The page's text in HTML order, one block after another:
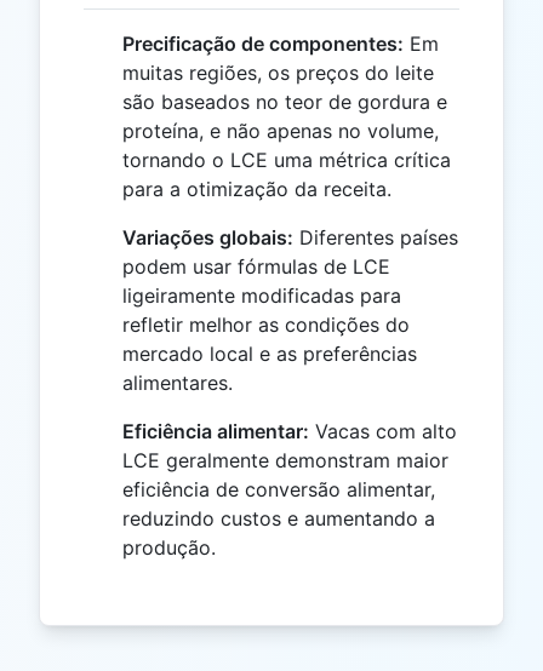
Precificação de componentes: Em
muitas regiões, os preços do leite
são baseados no teor de gordura e
proteína, e não apenas no volume,
tornando o LCE uma métrica crítica
para a otimização da receita.
Variações globais: Diferentes países
podem usar fórmulas de LCE
ligeiramente modificadas para
refletir melhor as condições do
mercado local e as preferências
alimentares.
Eficiência alimentar: Vacas com alto
LCE geralmente demonstram maior
eficiência de conversão alimentar,
reduzindo custos e aumentando a
produção.